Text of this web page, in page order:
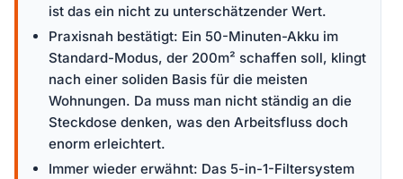
ist das ein nicht zu unterschätzender Wert.
Praxisnah bestätigt: Ein 50-Minuten-Akku im
Standard-Modus, der 200m² schaffen soll, klingt
nach einer soliden Basis für die meisten
Wohnungen. Da muss man nicht ständig an die
Steckdose denken, was den Arbeitsfluss doch
enorm erleichtert.
Immer wieder erwähnt: Das 5-in-1-Filtersystem